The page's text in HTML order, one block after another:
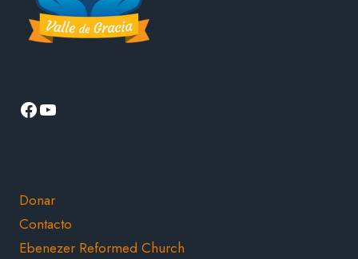
Facebook
YouTube
Donar
Contacto
Ebenezer Reformed Church